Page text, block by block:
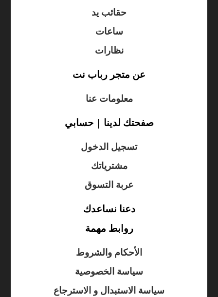
حقائب يد
ساعات
نظارات
عن متجر رباب نت
معلومات عنا
صفحتك لدينا | حسابي
تسجيل الدخول
مشترياتك
عربة التسوق
دعنا نساعدك
روابط مهمة
الأحكام والشروط
سياسة الخصوصية
سياسة الاستبدال و الاسترجاع